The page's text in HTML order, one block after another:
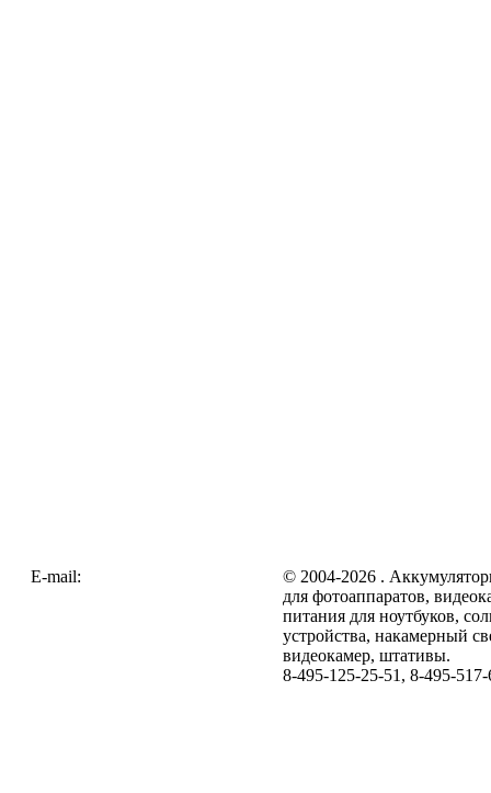
E-mail:
© 2004-2026 .
для фотоаппаратов,
питания для ноутбуков,
устройства, накамерный
видеокамер, штативы.
8-495-125-25-51, 8-495-